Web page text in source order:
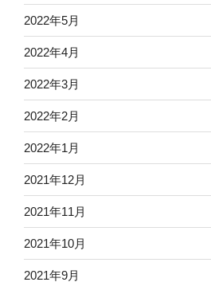
2022年5月
2022年4月
2022年3月
2022年2月
2022年1月
2021年12月
2021年11月
2021年10月
2021年9月